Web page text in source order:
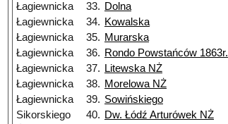
Łagiewnicka 33. Dolna
Łagiewnicka
34. Kowalska
Łagiewnicka
35. Murarska
Łagiewnicka
36. Rondo Powstańców 1863r.
Łagiewnicka
37. Litewska NŻ
Łagiewnicka
38. Morelowa NŻ
Łagiewnicka
39. Sowińskiego
Sikorskiego
40. Dw. Łódź Arturówek NŻ